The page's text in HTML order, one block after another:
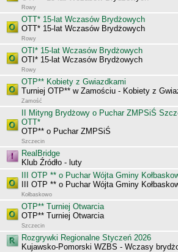
Rowy
OTT* 15-lat Wczasów Brydżowych
OTT* 15-lat Wczasów Brydżowych
Rowy
OTI* 15-lat Wczasów Brydżowych
OTI* 15-lat Wczasów Brydżowych
Rowy
OTP** Kobiety z Gwiazdkami
Turniej OTP** w Zamościu - Kobiety z
Zamość
II Mityng Brydżowy o Puchar ZMPSiŚ
OTT*
OTP** o Puchar ZMPSiŚ
Szczecin
RealBridge
Klub Źródło - luty
III OTP ** o Puchar Wójta Gminy
III OTP ** o Puchar Wójta Gminy
Kołbaskowo
OTP** Turniej Otwarcia
OTP** Turniej Otwarcia
Szczecin
Rozgrywki Regionalne Styczeń 2026
Kujawsko-Pomorski WZBS - Wczasy